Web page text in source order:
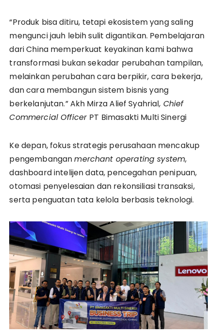
“Produk bisa ditiru, tetapi ekosistem yang saling
mengunci jauh lebih sulit digantikan. Pembelajaran
dari China memperkuat keyakinan kami bahwa
transformasi bukan sekadar perubahan tampilan,
melainkan perubahan cara berpikir, cara bekerja,
dan cara membangun sistem bisnis yang
berkelanjutan.”Akh Mirza Alief Syahrial, Chief
Commercial Officer PT Bimasakti Multi Sinergi
Ke depan, fokus strategis perusahaan mencakup
pengembanganmerchant operating system,
dashboard intelijen data, pencegahan penipuan,
otomasi penyelesaian dan rekonsiliasi transaksi,
serta penguatan tata kelola berbasis teknologi.